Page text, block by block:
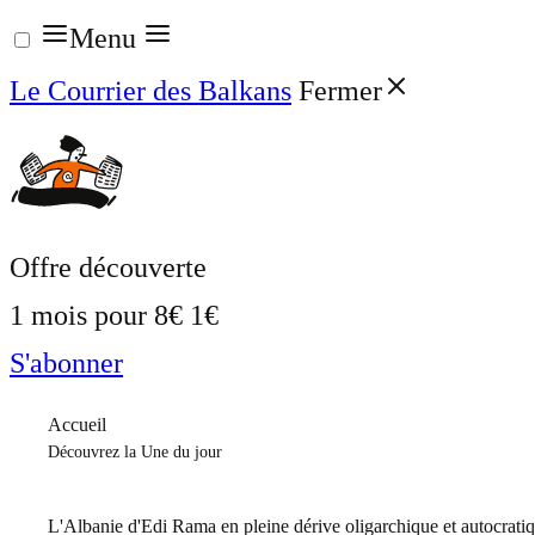
Aller
au
contenu
Menu
Le Courrier des Balkans Fermer
Offre découverte
1 mois pour 8€ 1€
S'abonner
Accueil
Découvrez la Une du jour
L'Albanie d'Edi Rama en pleine dérive oligarchique et